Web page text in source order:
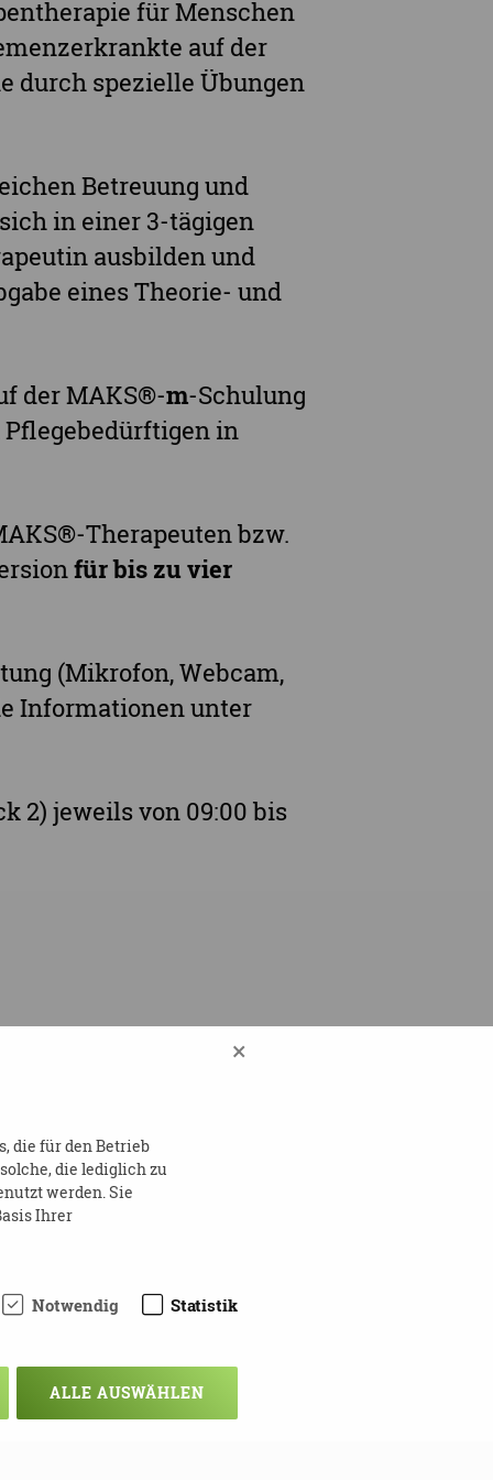
für Menschen
auf der
durch spezielle Übungen
Betreuung und
in einer 3-tägigen
ausbilden und
eines Theorie- und
der MAKS®-m-Schulung
in
Therapeuten bzw.
für bis zu vier
(Mikrofon, Webcam,
Informationen unter
2) jeweils von 09:00 bis
m-therapeuten-
×
die für den Betrieb
die lediglich zu
werden. Sie
Ihrer
Notwendig Statistik
ALLE AUSWÄHLEN